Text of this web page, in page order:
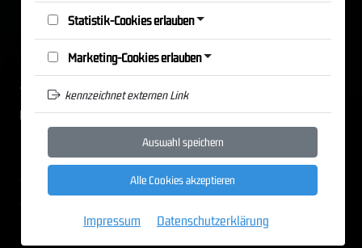
Statistik-Cookies erlauben
Marketing-Cookies erlauben
kennzeichnet externen Link
Auswahl speichern
Alle Cookies akzeptieren
Impressum Datenschutzerklärung
Schürmannstr. 25A, 45136 Essen
+49 201 82154880
krav-maga-essen@gmx.de
|Login|Datenschutz
Impressum